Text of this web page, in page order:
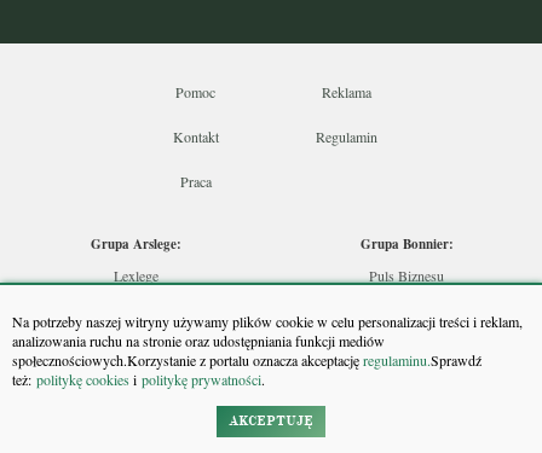
Na potrzeby naszej witryny używamy plików cookie w celu personalizacji treści i reklam,
analizowania ruchu na stronie oraz udostępniania funkcji mediów
społecznościowych.Korzystanie z portalu oznacza akceptacjęregulaminu.Sprawdź
też: politykę cookiesi politykę prywatności.
AKCEPTUJĘ
Pomoc Reklama
Kontakt Regulamin
Praca
Grupa Arslege:
Lexlege
Skarbowcy
Urzędnik
Rzeczoznawca
Grupa Bonnier:
Puls Biznesu
Puls Medycyny
Monitor Firm